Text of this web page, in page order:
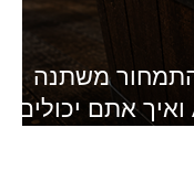
משתנה
בעידן ה-AI ואיך אתם יכולים